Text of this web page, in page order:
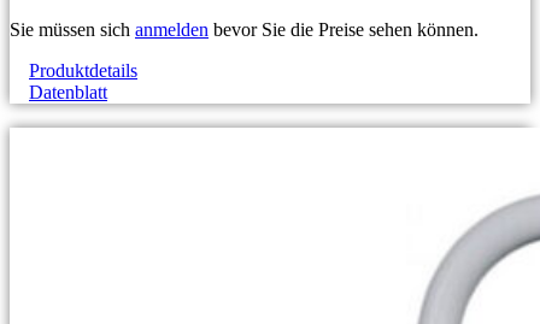
Sie müssen sich anmelden bevor Sie die Preise sehen können.
Produktdetails
Datenblatt